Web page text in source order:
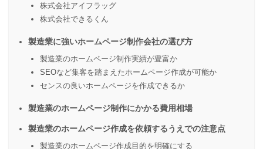
株式会社アイフラッグ
株式会社できるくん
製造業に強いホームページ制作会社の選び方
製造業のホームページ制作実績が豊富か
SEOなど集客を踏まえたホームページ作成が可能か
センスの良いホームページを作成できるか
製造業のホームページ制作にかかる費用相場
製造業のホームページ作成を依頼するうえでの注意点
製造業のホームページ作成目的を明確にする